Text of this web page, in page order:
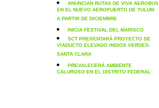
ANUNCIAN RUTAS DE VIVA AEROBUS
EN EL NUEVO AEROPUERTO DE TULUM
A PARTIR DE DICIEMBRE
INICIA FESTIVAL DEL MARISCO
SCT PRESENTARÁ PROYECTO DE
VIADUCTO ELEVADO INDIOS VERDES-
SANTA CLARA
PREVALECERÁ AMBIENTE
CALUROSO EN EL DISTRITO FEDERAL